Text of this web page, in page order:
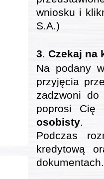
wniosku i
S.A.)
3. Czekaj na
Na podany
przyjęcia
zadzwoni do
poprosi
osobisty.
Podczas
kredytową
dokumentach.